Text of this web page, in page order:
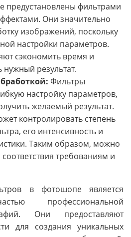
предустановлены фильтрами
Они значительно
изображений, поскольку
настройки параметров.
сэкономить время и
нужный результат.
Фильтры
настройку параметров,
желаемый результат.
контролировать степень
его интенсивность и
Таким образом, можно
требованиям и
в фотошопе является
профессиональной
Они предоставляют
для создания уникальных